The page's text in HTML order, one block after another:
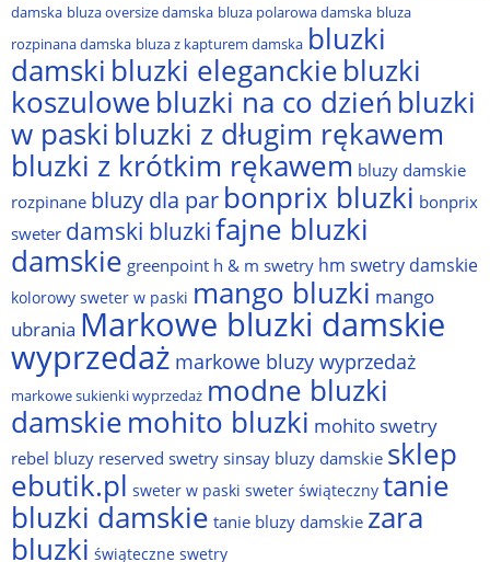
damska bluza oversize damska bluza polarowa damska bluza
rozpinana damska bluza z kapturem damska bluzki
damski bluzki eleganckie bluzki
koszulowe bluzki na co dzień bluzki
w paski bluzki z długim rękawem
bluzki z krótkim rękawem bluzy damskie
rozpinane bluzy dla par bonprix bluzki bonprix
sweter damski bluzkifajne bluzki
damskie greenpoint h & m swetry hm swetry damskie
kolorowy sweter w paski mango bluzki mango
ubrania Markowe bluzki damskie
wyprzedaż markowe bluzy wyprzedaż
markowe sukienki wyprzedaż modne bluzki
damskiemohito bluzki mohito swetry
rebel bluzy reserved swetrysinsay bluzy damskie sklep
ebutik.pl sweter w paski sweter świąteczny tanie
bluzki damskie tanie bluzy damskie zara
bluzki świąteczne swetry